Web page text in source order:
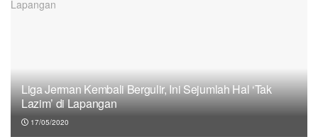
Liga Jerman Kembali Bergulir, Ini Sejumlah Hal ‘Tak
Lazim’ di Lapangan
17/05/2020